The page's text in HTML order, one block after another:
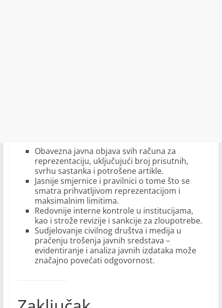
Obavezna javna objava svih računa za
reprezentaciju, uključujući broj prisutnih,
svrhu sastanka i potrošene artikle.
Jasnije smjernice i pravilnici o tome što se
smatra prihvatljivom reprezentacijom i
maksimalnim limitima.
Redovnije interne kontrole u institucijama,
kao i strože revizije i sankcije za zloupotrebe.
Sudjelovanje civilnog društva i medija u
praćenju trošenja javnih sredstava –
evidentiranje i analiza javnih izdataka može
značajno povećati odgovornost.